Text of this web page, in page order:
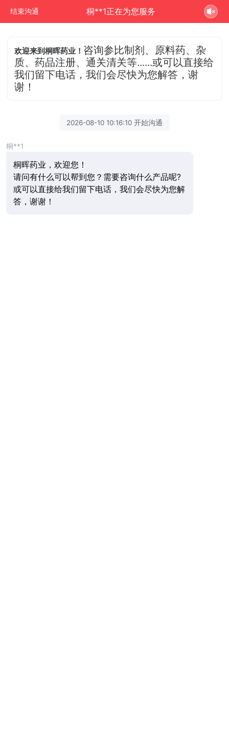
结束沟通 桐**1正在为您服务
欢迎来到桐晖药业！ 咨询参比制剂、原料药、杂
质、药品注册、通关清关等......或可以直接给
我们留下电话，我们会尽快为您解答，谢
谢！
2026-08-10 10:16:10 开始沟通
桐**1
桐晖药业，欢迎您！
请问有什么可以帮到您？需要咨询什么产品呢?
或可以直接给我们留下电话，我们会尽快为您解
答，谢谢！